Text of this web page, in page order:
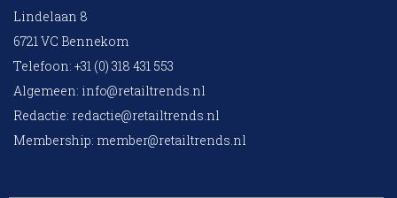
Lindelaan 8
6721 VC Bennekom
Telefoon: +31 (0) 318 431 553
Algemeen: info@retailtrends.nl
Redactie: redactie@retailtrends.nl
Membership: member@retailtrends.nl